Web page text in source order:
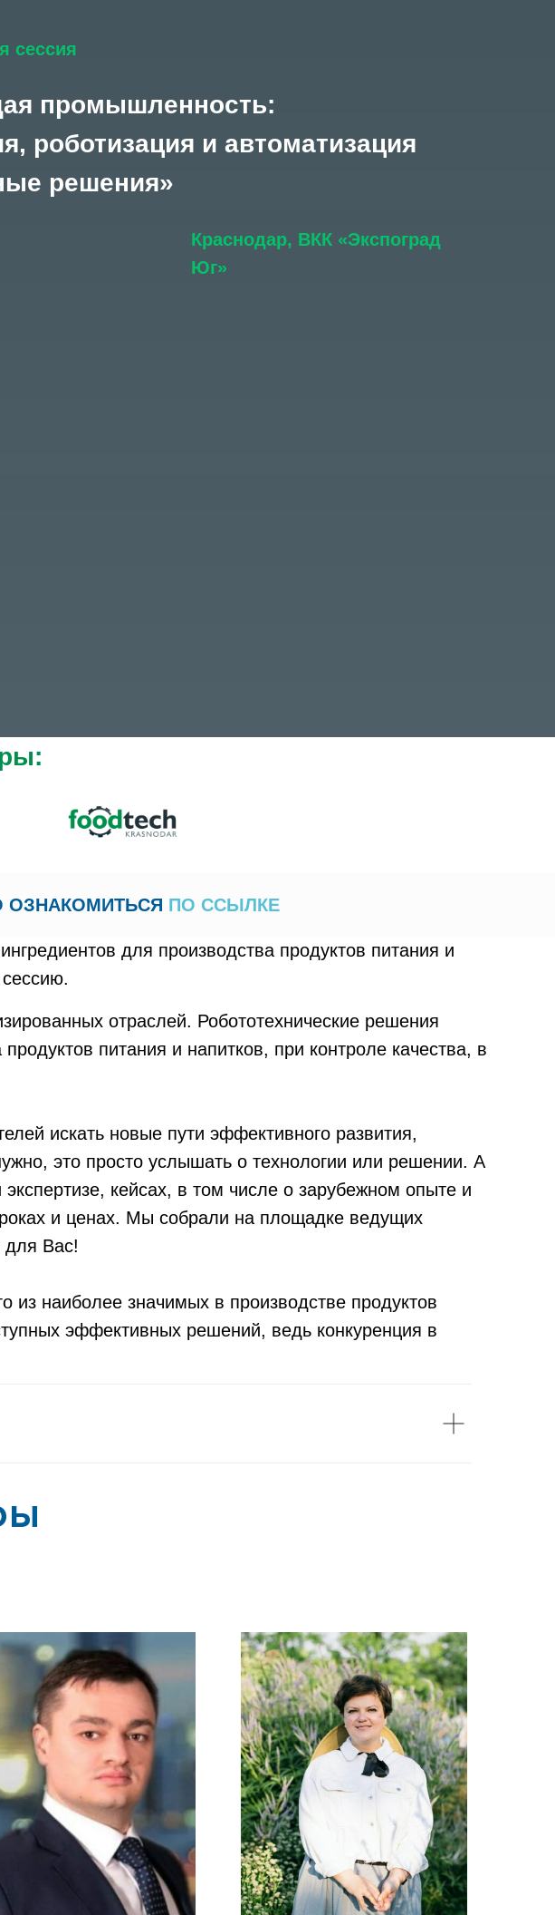
сессия
промышленность:
роботизация и автоматизация
решения»
Краснодар, ВКК «Экспоград
Юг»
ОЗНАКОМИТЬСЯ ПО ССЫЛКЕ
для производства продуктов питания и
отраслей. Робототехнические решения
питания и напитков, при контроле качества, в
искать новые пути эффективного развития,
это просто услышать о технологии или решении. А
кейсах, в том числе о зарубежном опыте и
и ценах. Мы собрали на площадке ведущих
для Вас!
наиболее значимых в производстве продуктов
эффективных решений, ведь конкуренция в